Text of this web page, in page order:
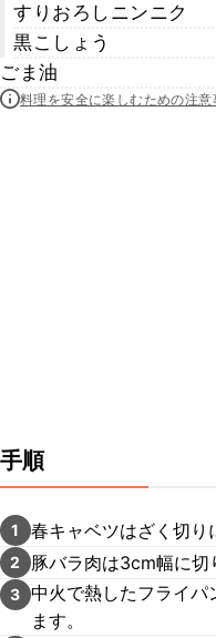
すりおろしニンニク
黒こしょう
ごま油
料理を安全に楽しむための注意
手順
1 春キャベツはざく切り
2 豚バラ肉は3cm幅に切
3 中火で熱したフライ
ます。